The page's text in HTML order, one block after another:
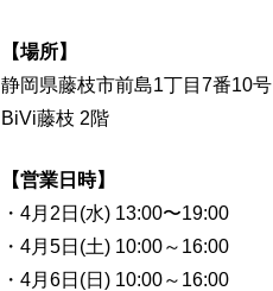
【場所】
静岡県藤枝市前島1丁目7番10号
BiVi藤枝 2階
【営業日時】
・4月2日(水) 13:00〜19:00
・4月5日(土) 10:00～16:00
・4月6日(日) 10:00～16:00